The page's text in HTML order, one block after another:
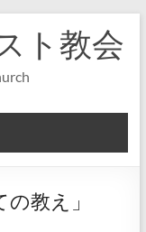
ト教会
教え」